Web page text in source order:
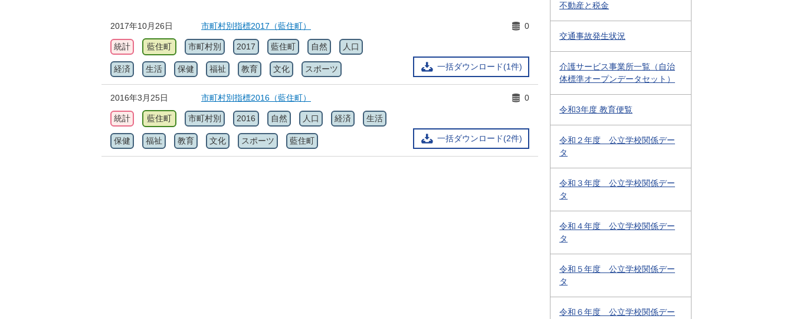
2017年10月26日 市町村別指標2017（藍住町）
一括ダウンロード(1件)
0
統計 藍住町 市町村別 2017 藍住町 自然 人口
経済 生活 保健 福祉 教育 文化 スポーツ
2016年3月25日 市町村別指標2016（藍住町）
一括ダウンロード(2件)
0
統計 藍住町 市町村別 2016 自然 人口 経済 生活
保健 福祉 教育 文化 スポーツ 藍住町
不動産と税金
交通事故発生状況
介護サービス事業所一覧（自治
体標準オープンデータセット）
令和3年度 教育便覧
令和２年度 公立学校関係デー
タ
令和３年度 公立学校関係デー
タ
令和４年度 公立学校関係デー
タ
令和５年度 公立学校関係デー
タ
令和６年度 公立学校関係デー